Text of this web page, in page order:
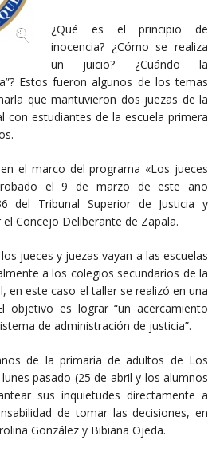
¿Qué es el principio de
inocencia? ¿Cómo se realiza
un juicio? ¿Cuándo la
Estos fueron algunos de los temas
que mantuvieron dos juezas de la
con estudiantes de la escuela primera
el marco del programa «Los jueces
el 9 de marzo de este año
del Tribunal Superior de Justicia y
Concejo Deliberante de Zapala.
jueces y juezas vayan a las escuelas
a los colegios secundarios de la
en este caso el taller se realizó en una
objetivo es lograr “un acercamiento
de administración de justicia”.
de la primaria de adultos de Los
pasado (25 de abril y los alumnos
sus inquietudes directamente a
de tomar las decisiones, en
González y Bibiana Ojeda.